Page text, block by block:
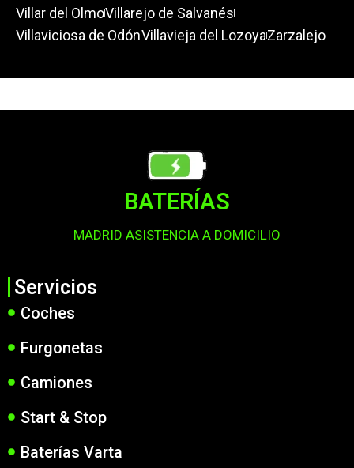
Villar del OlmoVillarejo de Salvanés
Villaviciosa de OdónVillavieja del LozoyaZarzalejo
BATERÍAS
MADRID ASISTENCIA A DOMICILIO
Servicios
Coches
Furgonetas
Camiones
Start & Stop
Baterías Varta